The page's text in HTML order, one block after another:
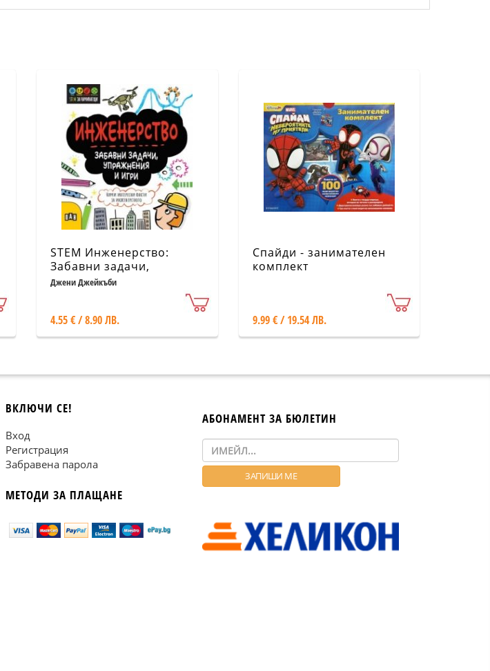
STEM Инженерство:
Забавни задачи,
упражнения и игри
Джени Джейкъби
4.55 € / 8.90 ЛВ.
Спайди - занимателен
комплект
9.99 € / 19.54 ЛВ.
ВКЛЮЧИ СЕ!
Вход
Регистрация
Забравена парола
МЕТОДИ ЗА ПЛАЩАНЕ
АБОНАМЕНТ ЗА БЮЛЕТИН